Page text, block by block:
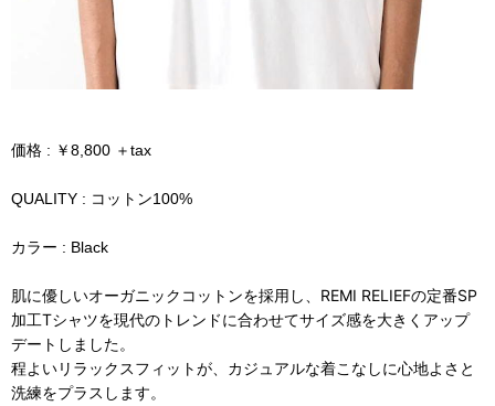
価格 : ￥8,800 ＋tax
QUALITY : コットン100%
カラー : Black
肌に優しいオーガニックコットンを採用し、REMI RELIEFの定番SP
加工Tシャツを現代のトレンドに合わせてサイズ感を大きくアップ
デートしました。
程よいリラックスフィットが、カジュアルな着こなしに心地よさと
洗練をプラスします。